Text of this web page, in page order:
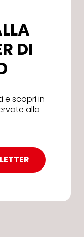
DI
e scopri in
alla